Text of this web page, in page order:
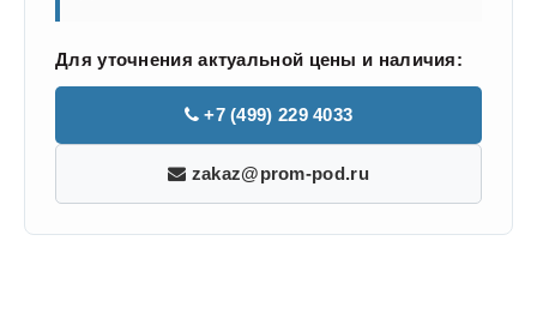
Для уточнения актуальной цены и наличия:
+7 (499) 229 4033
zakaz@prom-pod.ru